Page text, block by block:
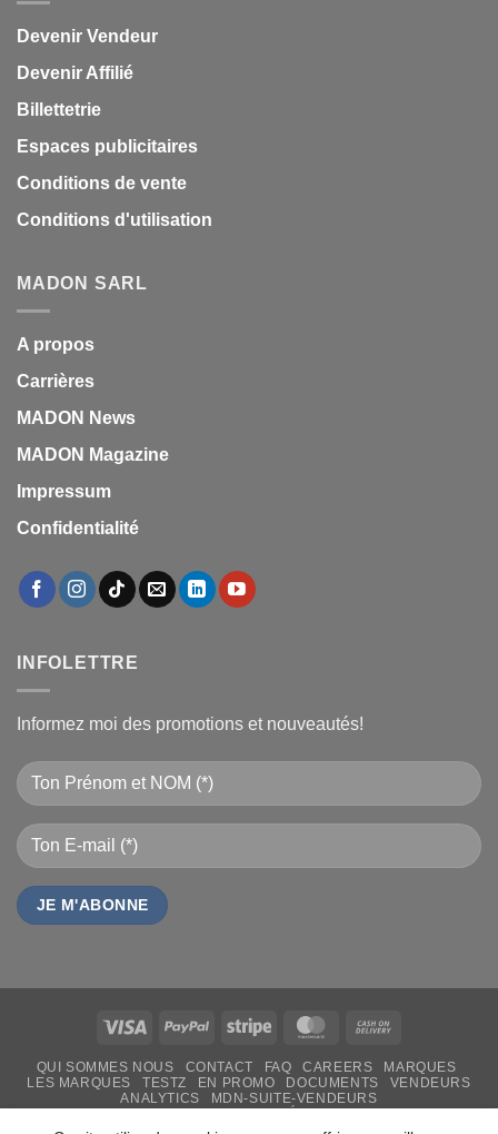
Devenir Vendeur
Devenir Affilié
Billettetrie
Espaces publicitaires
Conditions de vente
Conditions d'utilisation
MADON SARL
A propos
Carrières
MADON News
MADON Magazine
Impressum
Confidentialité
INFOLETTRE
Informez moi des promotions et nouveautés!
Visa PayPal Stripe MasterCard
Delivery
QUI SOMMES NOUS CONTACT FAQ CAREERS
MARQUES
LES MARQUES
TESTZ EN PROMO DOCUMENTS
VENDEURS
ANALYTICS
MDN-SUITE-VENDEURS
IMPRESSION PERSONNALISÉE
MON-TSHIRT
FÊTE DES MÈRES 31 MAI 2026 CAMEROUN